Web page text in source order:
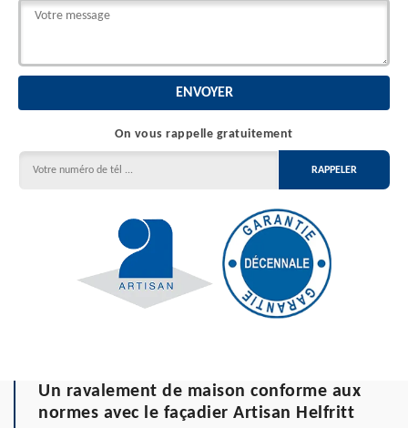
On vous rappelle gratuitement
Un ravalement de maison conforme aux
normes avec le façadier Artisan Helfritt